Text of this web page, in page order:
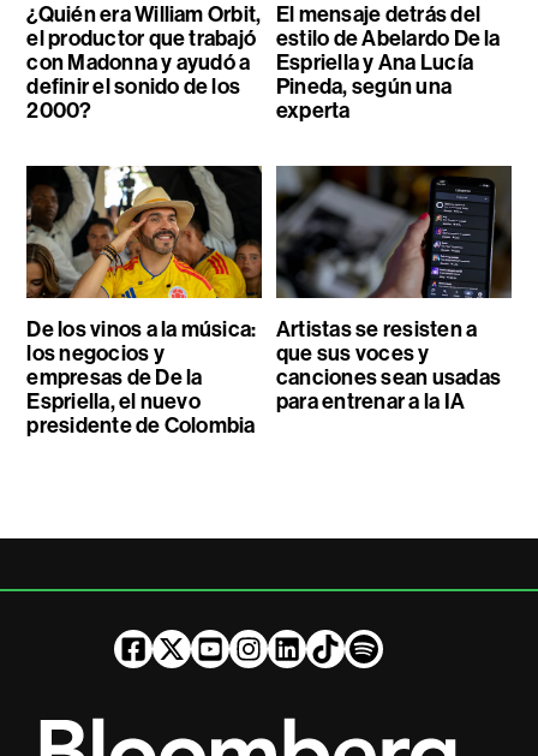
¿Quién era William Orbit,
el productor que trabajó
con Madonna y ayudó a
definir el sonido de los
2000?
El mensaje detrás del
estilo de Abelardo De la
Espriella y Ana Lucía
Pineda, según una
experta
De los vinos a la música:
los negocios y
empresas de De la
Espriella, el nuevo
presidente de Colombia
Artistas se resisten a
que sus voces y
canciones sean usadas
para entrenar a la IA